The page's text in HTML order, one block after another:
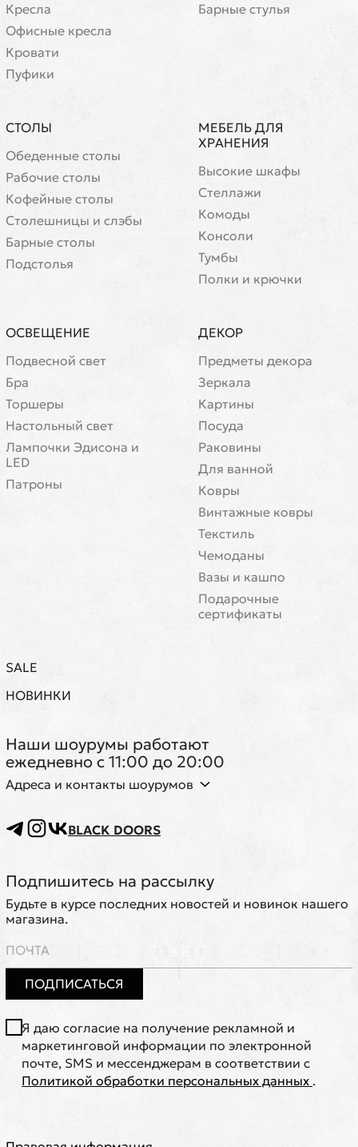
Кресла
Офисные кресла
Кровати
Пуфики
Барные стулья
СТОЛЫ
Обеденные столы
Рабочие столы
Кофейные столы
Cтолешницы и слэбы
Барные столы
Подстолья
МЕБЕЛЬ ДЛЯ
ХРАНЕНИЯ
Высокие шкафы
Стеллажи
Комоды
Консоли
Тумбы
Полки и крючки
ОСВЕЩЕНИЕ
Подвесной свет
Бра
Торшеры
Настольный свет
Лампочки Эдисона и
LED
Патроны
ДЕКОР
Предметы декора
Зеркала
Картины
Посуда
Раковины
Для ванной
Ковры
Винтажные ковры
Текстиль
Чемоданы
Вазы и кашпо
Подарочные
сертификаты
SALE
НОВИНКИ
Наши шоурумы работают
ежедневно с 11:00 до 20:00
Адреса и контакты шоурумов
BLACK DOORS
Подпишитесь на рассылку
Будьте в курсе последних новостей и новинок нашего
магазина.
ПОДПИСАТЬСЯ
Я даю согласие на получение рекламной и
маркетинговой информации по электронной
почте, SMS и мессенджерам в соответствии с
Политикой обработки персональных данных .